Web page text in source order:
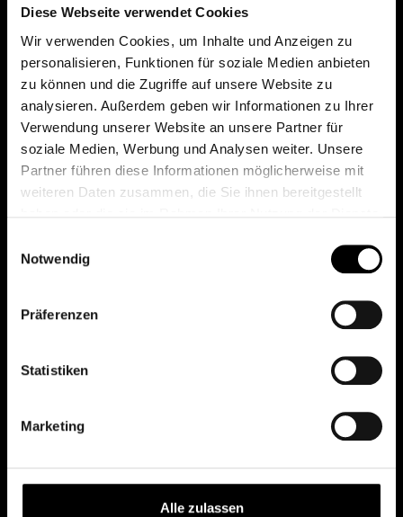
Diese Webseite verwendet Cookies
Wir verwenden Cookies, um Inhalte und Anzeigen zu
personalisieren, Funktionen für soziale Medien anbieten
zu können und die Zugriffe auf unsere Website zu
analysieren. Außerdem geben wir Informationen zu Ihrer
Verwendung unserer Website an unsere Partner für
soziale Medien, Werbung und Analysen weiter. Unsere
Partner führen diese Informationen möglicherweise mit
weiteren Daten zusammen, die Sie ihnen bereitgestellt
Notwendig
Präferenzen
Statistiken
Marketing
Alle zulassen
Das erste Depot in Österreich mit 0€ Kontoführung,
0€ Ausgabeaufschlag und 0€ Depotgebühren bei
knapp 2000 Fonds und 0€ Orderspesen.
All rights reserved.
Depot eröffnen
Depot übertragen
Konditionen